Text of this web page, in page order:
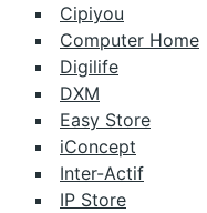
Cipiyou
Computer Home
Digilife
DXM
Easy Store
iConcept
Inter-Actif
IP Store